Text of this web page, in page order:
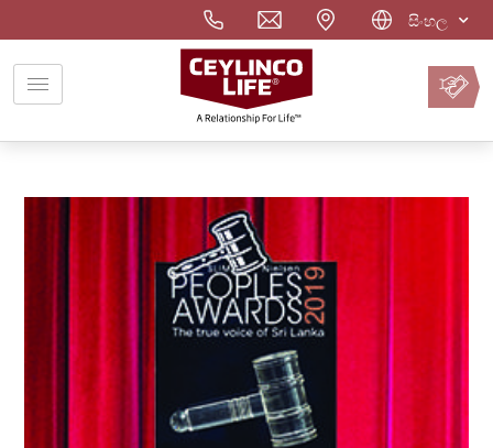
සිංහල
වාරිකය
ඔන්ලයින්
ගෙවන්න